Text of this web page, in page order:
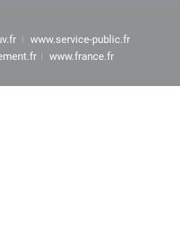
www.service-public.fr
www.france.fr